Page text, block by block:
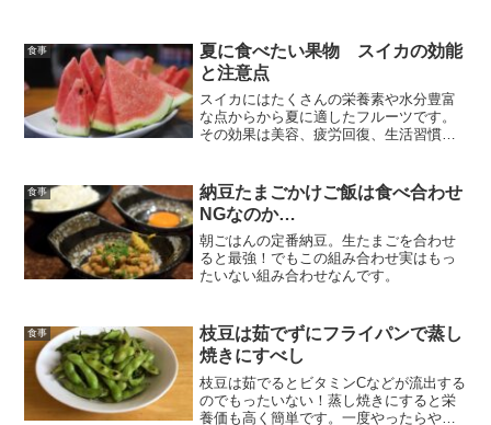
食事
夏に食べたい果物 スイカの効能
と注意点
スイカにはたくさんの栄養素や水分豊富
な点からから夏に適したフルーツです。
その効果は美容、疲労回復、生活習慣
給は期待できなかったり、糖分のとりす
ぎには注意ですので、正しく理解し、美
味しくいただきましょう。
食事
納豆たまごかけご飯は食べ合わせ
NGなのか…
朝ごはんの定番納豆。生たまごを合わせ
ると最強！でもこの組み合わせ実はもっ
たいない組み合わせなんです。
食事
枝豆は茹でずにフライパンで蒸し
焼きにすべし
枝豆は茹でるとビタミンCなどが流出する
のでもったいない！蒸し焼きにすると栄
養価も高く簡単です。一度やったらやみ